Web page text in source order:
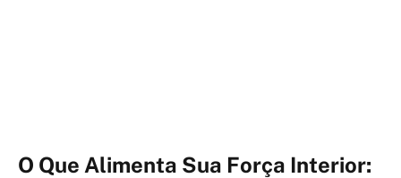
O Que Alimenta Sua Força Interior: